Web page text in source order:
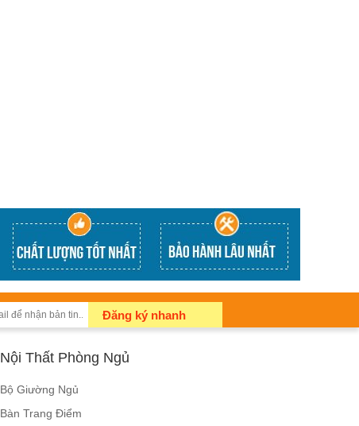
Đăng ký nhanh
Nội Thất Phòng Ngủ
Bộ Giường Ngủ
Bàn Trang Điểm